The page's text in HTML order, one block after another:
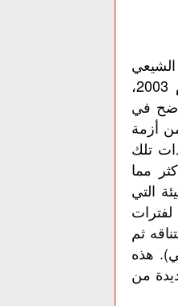
بالعراق وفي مقدمتهم حزب الدعوة الإسلامية منذ استلامها مقاليد السلطة بعد عام 2003،
في
أزمة
تلك
مما
التي
ثم
هذه
من